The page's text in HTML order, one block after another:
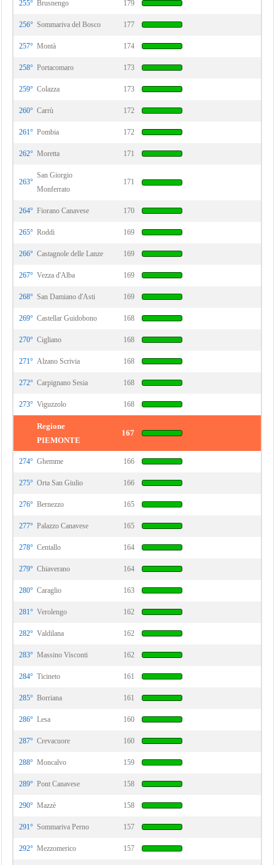
255° Brusnengo 179
256° Sommariva del Bosco 177
257° Montà 174
258° Portacomaro 173
259° Colazza 173
260° Carrù 172
261° Pombia 172
262° Moretta 171
263°
San Giorgio
Monferrato
171
264° Fiorano Canavese 170
265° Roddi 169
266° Castagnole delle Lanze 169
267° Vezza d'Alba 169
268° San Damiano d'Asti 169
269° Castellar Guidobono 168
270° Cigliano 168
271° Alzano Scrivia 168
272° Carpignano Sesia 168
273° Viguzzolo 168
Regione
PIEMONTE
167
274° Ghemme 166
275° Orta San Giulio 166
276° Bernezzo 165
277° Palazzo Canavese 165
278° Centallo 164
279° Chiaverano 164
280° Caraglio 163
281° Verolengo 162
282° Valdilana 162
283° Massino Visconti 162
284° Ticineto 161
285° Borriana 161
286° Lesa 160
287° Crevacuore 160
288° Moncalvo 159
289° Pont Canavese 158
290° Mazzè 158
291° Sommariva Perno 157
292° Mezzomerico 157